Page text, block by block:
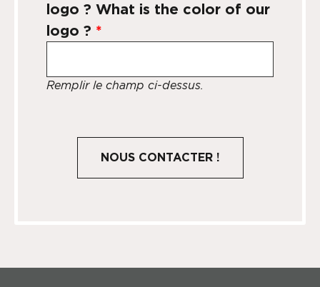
logo ? What is the color of our
logo ? *
Remplir le champ ci-dessus.